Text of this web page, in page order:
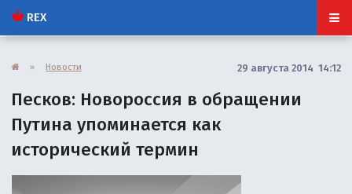
REX
» Новости 29 августа 2014 14:12
Песков: Новороссия в обращении
Путина упоминается как
исторический термин